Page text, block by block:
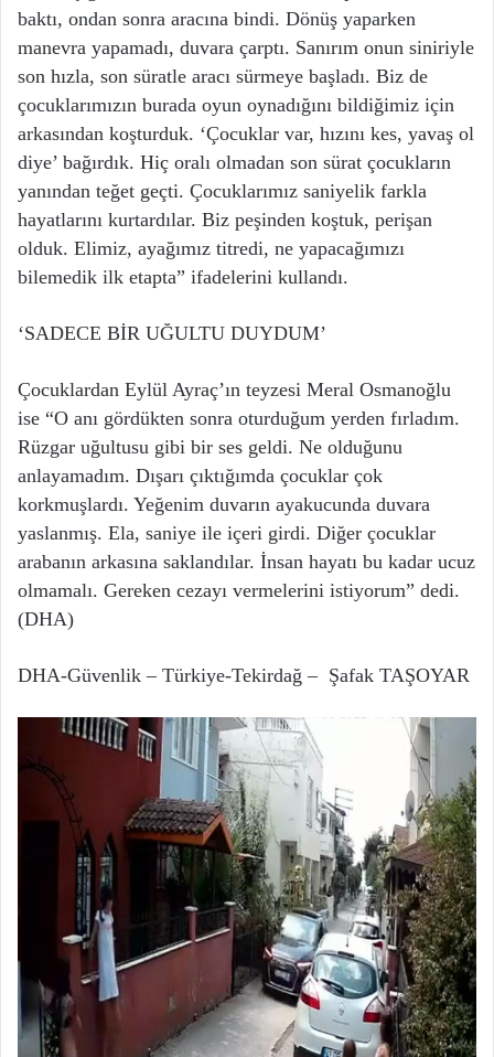
baktı, ondan sonra aracına bindi. Dönüş yaparken
manevra yapamadı, duvara çarptı. Sanırım onun siniriyle
son hızla, son süratle aracı sürmeye başladı. Biz de
çocuklarımızın burada oyun oynadığını bildiğimiz için
arkasından koşturduk. ‘Çocuklar var, hızını kes, yavaş ol
diye’ bağırdık. Hiç oralı olmadan son sürat çocukların
yanından teğet geçti. Çocuklarımız saniyelik farkla
hayatlarını kurtardılar. Biz peşinden koştuk, perişan
olduk. Elimiz, ayağımız titredi, ne yapacağımızı
bilemedik ilk etapta” ifadelerini kullandı.
‘SADECE BİR UĞULTU DUYDUM’
Çocuklardan Eylül Ayraç’ın teyzesi Meral Osmanoğlu
ise “O anı gördükten sonra oturduğum yerden fırladım.
Rüzgar uğultusu gibi bir ses geldi. Ne olduğunu
anlayamadım. Dışarı çıktığımda çocuklar çok
korkmuşlardı. Yeğenim duvarın ayakucunda duvara
yaslanmış. Ela, saniye ile içeri girdi. Diğer çocuklar
arabanın arkasına saklandılar. İnsan hayatı bu kadar ucuz
olmamalı. Gereken cezayı vermelerini istiyorum” dedi.
(DHA)
DHA-Güvenlik – Türkiye-Tekirdağ – Şafak TAŞOYAR